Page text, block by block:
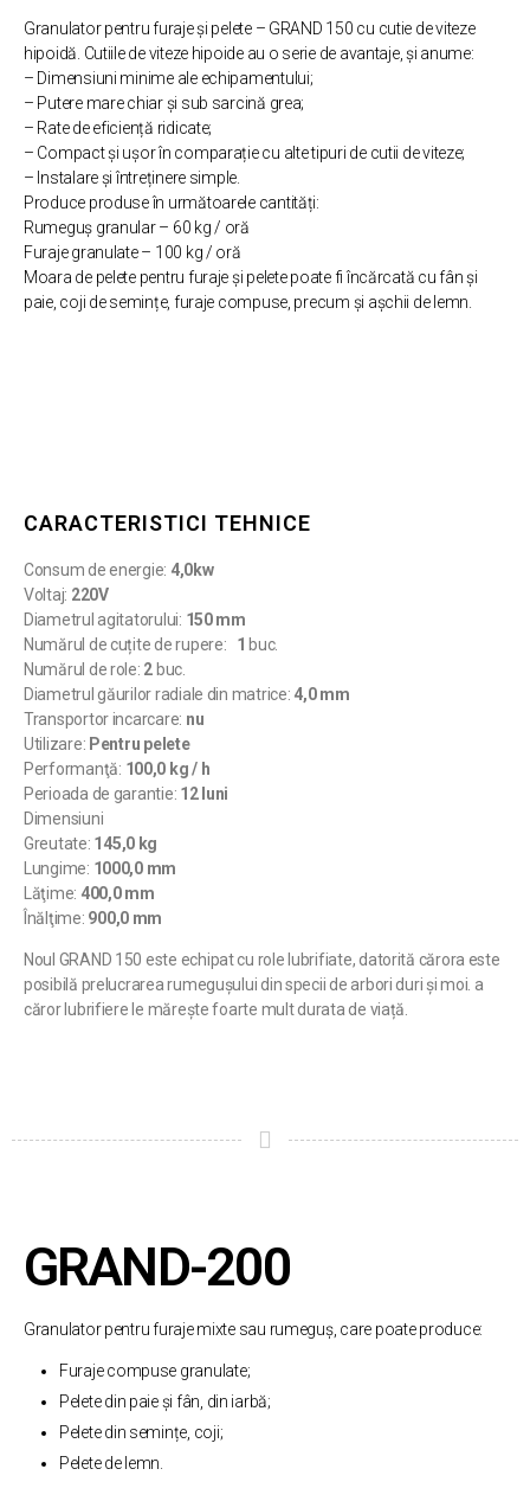
Granulator pentru furaje și pelete – GRAND 150 cu cutie de viteze
hipoidă. Cutiile de viteze hipoide au o serie de avantaje, și anume:
– Dimensiuni minime ale echipamentului;
– Putere mare chiar și sub sarcină grea;
– Rate de eficiență ridicate;
– Compact și ușor în comparație cu alte tipuri de cutii de viteze;
– Instalare și întreținere simple.
Produce produse în următoarele cantități:
Rumeguș granular – 60 kg / oră
Furaje granulate – 100 kg / oră
Moara de pelete pentru furaje și pelete poate fi încărcată cu fân și
paie, coji de semințe, furaje compuse, precum și așchii de lemn.
CARACTERISTICI TEHNICE
Consum de energie: 4,0kw
Voltaj: 220V
Diametrul agitatorului: 150 mm
Numărul de cuțite de rupere: 1 buc.
Numărul de role: 2 buc.
Diametrul găurilor radiale din matrice: 4,0 mm
Transportor incarcare: nu
Utilizare: Pentru pelete
Performanţă: 100,0 kg / h
Perioada de garantie: 12 luni
Dimensiuni
Greutate: 145,0 kg
Lungime: 1000,0 mm
Lăţime: 400,0 mm
Înălţime: 900,0 mm
Noul GRAND 150 este echipat cu role lubrifiate, datorită cărora este
posibilă prelucrarea rumegușului din specii de arbori duri și moi. a
căror lubrifiere le mărește foarte mult durata de viață.
GRAND-200
Granulator pentru furaje mixte sau rumeguș, care poate produce:
Furaje compuse granulate;
Pelete din paie și fân, din iarbă;
Pelete din semințe, coji;
Pelete de lemn.